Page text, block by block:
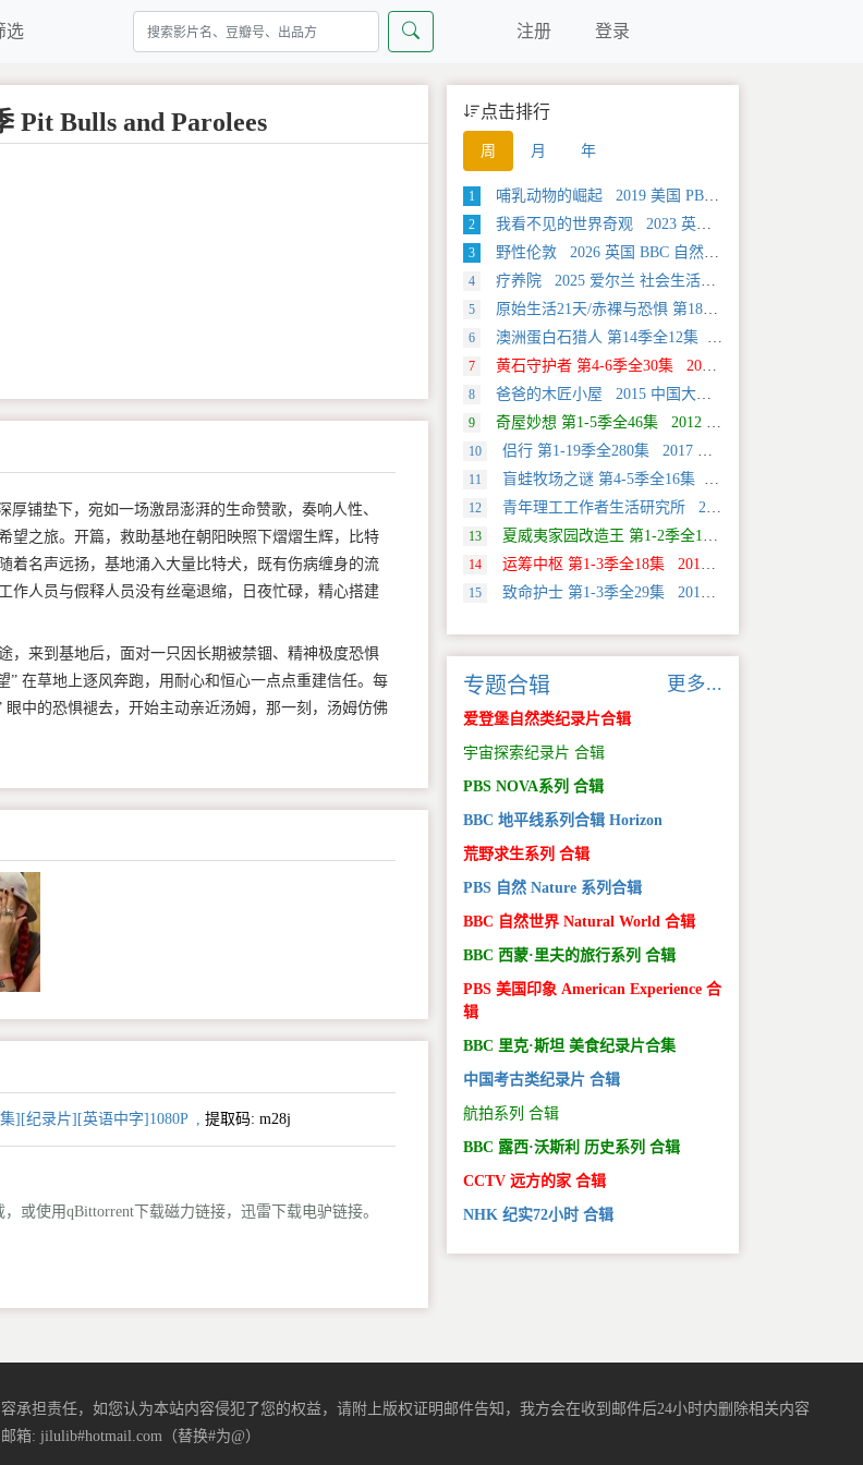
选 注册 登录
Pit Bulls and Parolees
厚铺垫下，宛如一场激昂澎湃的生命赞歌，奏响人性、
望之旅。开篇，救助基地在朝阳映照下熠熠生辉，比特
着名声远扬，基地涌入大量比特犬，既有伤病缠身的流
作人员与假释人员没有丝毫退缩，日夜忙碌，精心搭建
来到基地后，面对一只因长期被禁锢、精神极度恐惧
” 在草地上逐风奔跑，用耐心和恒心一点点重建信任。每
中的恐惧褪去，开始主动亲近汤姆，那一刻，汤姆仿佛
][纪录片][英语中字]1080P, 提取码:m28j
或使用qBittorrent下载磁力链接，迅雷下载电驴链接。
点击排行
周 月 年
1 哺乳动物的崛起 2019 美国 PBS 自然类纪录片
2 我看不见的世界奇观 2023 英国 旅行类纪录片
3 野性伦敦 2026 英国 BBC 自然类纪录片
4 疗养院 2025 爱尔兰 社会生活类纪录片
5 原始生活21天/赤裸与恐惧 第18季全12集 2025 美国 Discovery 真人秀&舞台类纪录片
6 澳洲蛋白石猎人 第14季全12集 2025 美国 Discovery 真人秀&舞台类纪录片
7 黄石守护者 第4-6季全30集 2024 美国 Discovery 真人秀&舞台类纪录片
8 爸爸的木匠小屋 2015 中国大陆 社会生活类纪录片
9 奇屋妙想 第1-5季全46集 2012 美国 HGTV 真人秀&舞台类纪录片
10 侣行 第1-19季全280集 2017 中国大陆 旅行类纪录片
11 盲蛙牧场之谜 第4-5季全16集 2025 美国 Discovery 探索类纪录片
12 青年理工工作者生活研究所 2022 中国大陆 社会生活类纪录片
13 夏威夷家园改造王 第1-2季全18集 2024 美国 HGTV 真人秀&舞台类纪录片
14 运筹中枢 第1-3季全18集 2013 美国 Discovery 科学类纪录片
15 致命护士 第1-3季全29集 2016 英国 传记类纪录片
专题合辑 更多...
爱登堡自然类纪录片合辑
宇宙探索纪录片 合辑
PBS NOVA系列 合辑
BBC 地平线系列合辑 Horizon
荒野求生系列 合辑
PBS 自然 Nature 系列合辑
BBC 自然世界 Natural World 合辑
BBC 西蒙·里夫的旅行系列 合辑
PBS 美国印象 American Experience 合
辑
BBC 里克·斯坦 美食纪录片合集
中国考古类纪录片 合辑
航拍系列 合辑
BBC 露西·沃斯利 历史系列 合辑
CCTV 远方的家 合辑
NHK 纪实72小时 合辑
担责任，如您认为本站内容侵犯了您的权益，请附上版权证明邮件告知，我方会在收到邮件后24小时内删除相关内容
邮箱: jilulib#hotmail.com（替换#为@）